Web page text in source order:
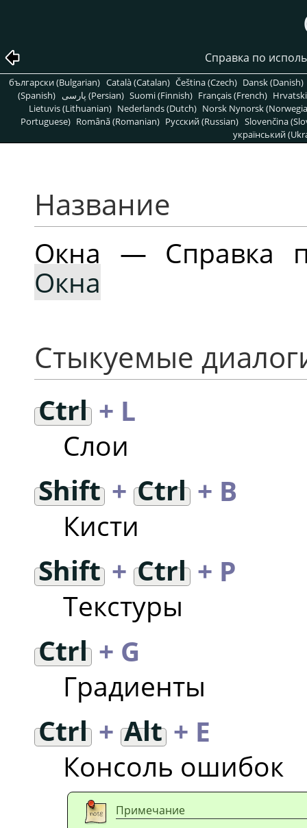
Справка по
български (Bulgarian) Català (Catalan) Čeština (Czech) Dansk (Danish)
(Spanish)
پارسی (Persian) Suomi (Finnish) Français (French)
Lietuvis (Lithuanian) Nederlands (Dutch) Norsk Nynorsk
Portuguese) Română (Romanian) Pусский (Russian) Slovenčina
український
Название
Окна — Справка
Окна
Стыкуемые
Ctrl+ L
Слои
Shift+ Ctrl + B
Кисти
Shift+ Ctrl + P
Текстуры
Ctrl+ G
Градиенты
Ctrl+ Alt + E
Консоль ошибок
Примечание